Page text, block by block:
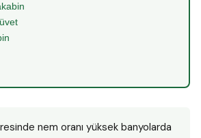
nem oranı yüksek banyolarda